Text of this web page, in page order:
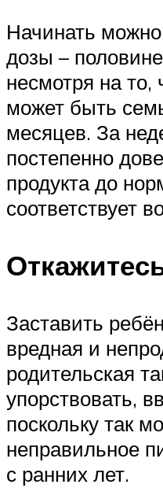
Начинать
дозы –
несмотря на то,
может быть
месяцев. За
постепенно
продукта до
соответствует
Заставить
вредная и
родительская
упорствовать,
поскольку так
неправильное
с ранних лет.